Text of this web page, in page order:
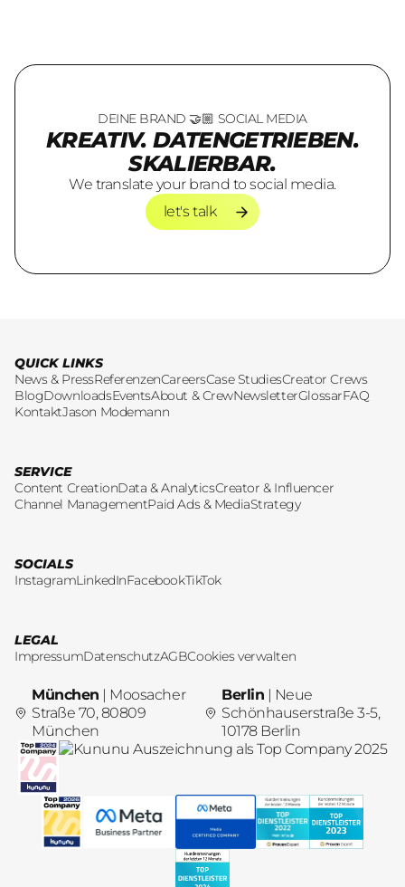
DEINE BRAND 🤝🏼 SOCIAL MEDIA
KREATIV. DATENGETRIEBEN.
SKALIERBAR.
We translate your brand to social media.
let's talk
let's talk
QUICK LINKS
News & PressReferenzenCareersCase StudiesCreator Crews
BlogDownloadsEventsAbout & CrewNewsletterGlossarFAQ
KontaktJason Modemann
SERVICE
Content CreationData & AnalyticsCreator & Influencer
Channel ManagementPaid Ads & MediaStrategy
SOCIALS
InstagramLinkedInFacebookTikTok
LEGAL
ImpressumDatenschutzAGBCookies verwalten
München | Moosacher
Straße 70, 80809
München
Berlin | Neue
Schönhauserstraße 3-5,
10178 Berlin